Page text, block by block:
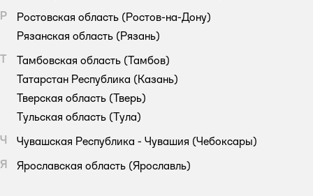
Р
Ростовская область (Ростов-на-Дону)
Рязанская область (Рязань)
Т
Тамбовская область (Тамбов)
Татарстан Республика (Казань)
Тверская область (Тверь)
Тульская область (Тула)
Ч
Чувашская Республика - Чувашия (Чебоксары)
Я
Ярославская область (Ярославль)